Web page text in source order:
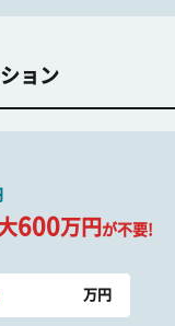
ョン
600万円 が不要!